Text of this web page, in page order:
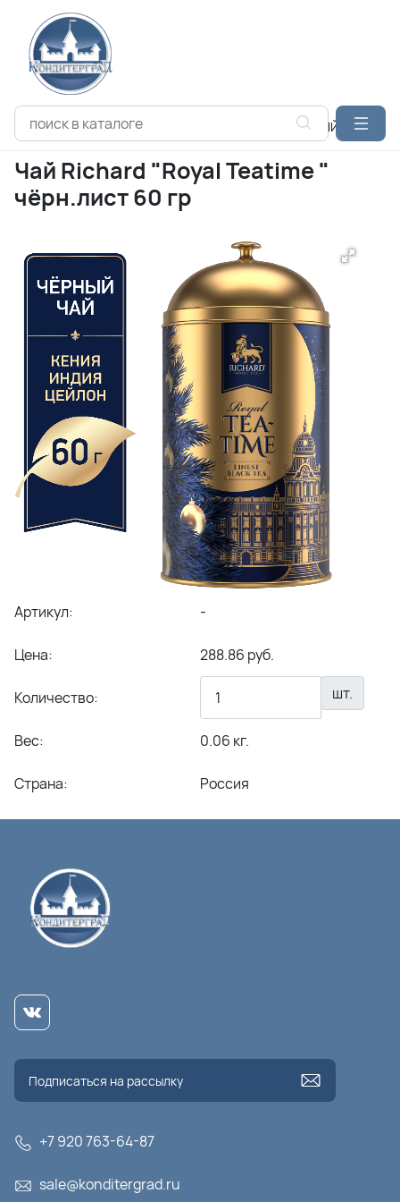
Каталог продукции ПОДАРОЧНЫЙ
Чай Richard "Royal Teatime "
чёрн.лист 60 гр
Артикул: -
Цена: 288.86 руб.
Количество: шт.
Вес: 0.06 кг.
Страна: Россия
+7 920 763-64-87
sale@konditergrad.ru